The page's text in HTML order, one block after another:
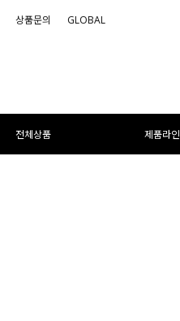
상품문의 GLOBAL
전체상품 제품라인